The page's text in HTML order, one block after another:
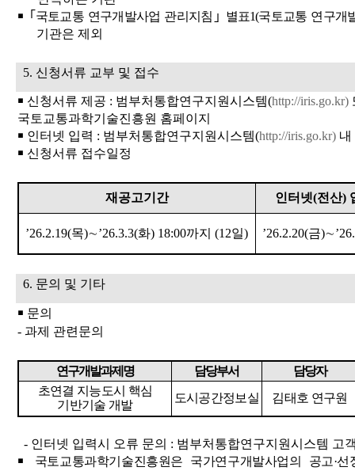
￭ ｢ 국토교통 연구개발사업 관리지침 ｣ 별표1(국토교통 연구개
기관은 제외
5. 신청서류 교부 및 접수
￭ 신청서류 제공 : 범부처통합연구지원시스템(http://iris.go.kr)
국토교통과학기술진흥원 홈페이지
￭ 인터넷 입력 : 범부처통합연구지원시스템(http://iris.go.kr) 내
￭ 신청서류 접수일정
재공고기간 인터넷(전산)
’26.2.19(목)∼’26.3.3(화) 18:00까지(12일) ’26.2.20(금)∼
6. 문의 및 기타
￭ 문의
- 과제 관련문의
연구개발과제명 담당부서
담당자
초연결 지능도시 핵심
기반기술 개발
도시공간정보실 김태호 연구원
- 인터넷 입력시 오류 문의 : 범부처통합연구지원시스템 고
￭ 국토교통과학기술진흥원은 국가연구개발사업의 공고·선